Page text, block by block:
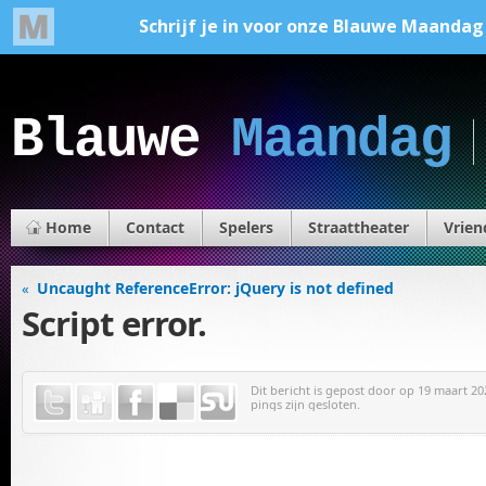
BlauweMaandag
Home Contact Spelers Straattheater
« Uncaught ReferenceError: jQuery is not defined
Script error.
Dit bericht is gepost door op 19 maart
pings zijn gesloten.